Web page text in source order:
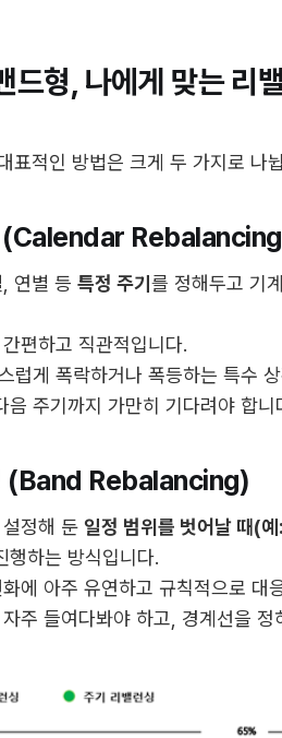
드형, 나에게 맞는 리
표적인 방법은 크게 두 가지로 나
(Calendar
연별 등 특정 주기를 정해두고 기
편하고 직관적입니다.
럽게 폭락하거나 폭등하는 특수
음 주기까지 가만히 기다려야 합니
(Band Rebalancing)
정해 둔 일정 범위를 벗어날 때(
행하는 방식입니다.
에 아주 유연하고 규칙적으로 대
주 들여다봐야 하고, 경계선을